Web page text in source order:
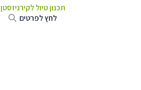
תכנון טיוללקירגיזסטן
לחץ לפרטים